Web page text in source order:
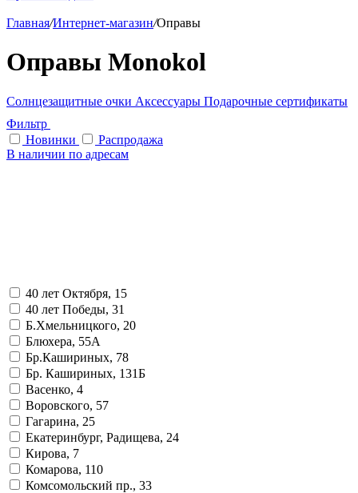
Главная/Интернет-магазин/Оправы
Оправы Monokol
Солнцезащитные очки Аксессуары Подарочные сертификаты
Фильтр
Новинки
Распродажа
В наличии по адресам
40 лет Октября, 15
40 лет Победы, 31
Б.Хмельницкого, 20
Блюхера, 55А
Бр.Кашириных, 78
Бр. Кашириных, 131Б
Васенко, 4
Воровского, 57
Гагарина, 25
Екатеринбург, Радищева, 24
Кирова, 7
Комарова, 110
Комсомольский пр., 33